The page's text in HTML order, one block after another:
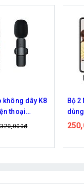
cài áo không dây
điện thoại
cổng TypeC
360,000đ